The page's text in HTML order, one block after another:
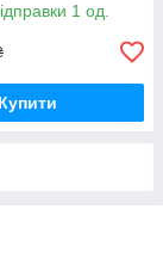
1 од.
Купити